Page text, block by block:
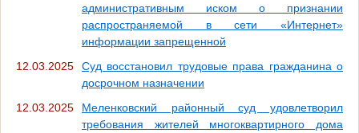
административным иском о признании
распространяемой в сети «Интернет»
информации запрещенной
12.03.2025
Суд восстановил трудовые права гражданина о
досрочном назначении
12.03.2025
Меленковский районный суд удовлетворил
требования жителей многоквартирного дома